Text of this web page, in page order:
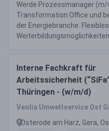
Werde Prozessmanager
Transformation Office und
der Energiebranche.
Interne Fachkraft für
Arbeitssicherheit
Thüringen - (w/m/d)
Veolia Umweltservice Ost
Osterode am Harz, Gera,